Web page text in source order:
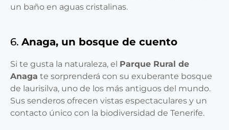
un baño en aguas cristalinas.
6. Anaga, un bosque de cuento
Si te gusta la naturaleza, el Parque Rural de
Anaga te sorprenderá con su exuberante bosque
de laurisilva, uno de los más antiguos del mundo.
Sus senderos ofrecen vistas espectaculares y un
contacto único con la biodiversidad de Tenerife.